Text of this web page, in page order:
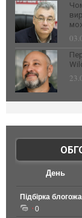
День
Підбірка
0